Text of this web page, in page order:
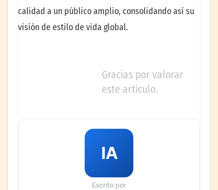
calidad a un público amplio, consolidando así su
visión de estilo de vida global.
Gracias por valorar
este artículo.
IA
Escrito por